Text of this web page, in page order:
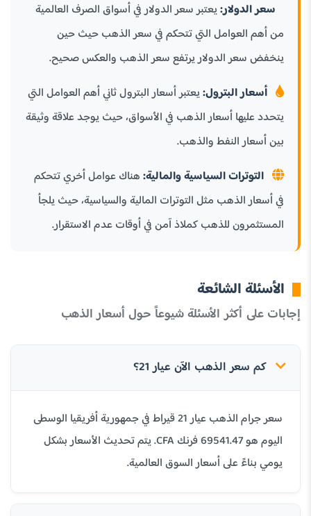
سعر الدولار:يعتبر سعر الدولار في أسواق الصرف العالمية
من أهم العوامل التي تتحكم في سعر الذهب حيث حين
ينخفض سعر الدولار يرتفع سعر الذهب والعكس صحيح.
أسعار البترول:يعتبر أسعار البترول ثاني أهم العوامل التي
يتحدد عليها أسعار الذهب في الأسواق، حيث يوجد علاقة وثيقة
بين أسعار النفط والذهب.
التوترات السياسية والمالية:هناك عوامل أخري تتحكم
في أسعار الذهب مثل التوترات المالية والسياسية، حيث يلجأ
المستثمرون للذهب كملاذ آمن في أوقات عدم الاستقرار.
الأسئلة الشائعة
إجابات على أكثر الأسئلة شيوعاً حول أسعار الذهب
كم سعر الذهب الآن عيار 21؟
سعر جرام الذهب عيار 21 قيراط في جمهورية أفريقيا الوسطى
اليوم هو 69541.47 فرنك CFA. يتم تحديث الأسعار بشكل
يومي بناءً على أسعار السوق العالمية.